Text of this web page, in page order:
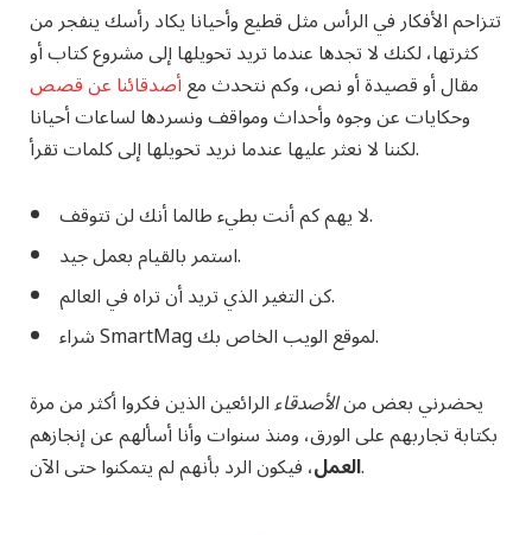
تتزاحم الأفكار في الرأس مثل قطيع وأحيانا يكاد رأسك ينفجر من
كثرتها، لكنك لا تجدها عندما تريد تحويلها إلى مشروع كتاب أو
مقال أو قصيدة أو نص، وكم نتحدث معأصدقائنا عن قصص
وحكايات عن وجوه وأحداث ومواقف ونسردها لساعات أحيانا
لكننا لا نعثر عليها عندما نريد تحويلها إلى كلمات تقرأ.
لا يهم كم أنت بطيء طالما أنك لن تتوقف.
استمر بالقيام بعمل جيد.
كن التغير الذي تريد أن تراه في العالم.
شراء SmartMag لموقع الويب الخاص بك.
يحضرني بعض منالأصدقاءالرائعين الذين فكروا أكثر من مرة
بكتابة تجاربهم على الورق، ومنذ سنوات وأنا أسألهم عن إنجازهم
العمل، فيكون الرد بأنهم لم يتمكنوا حتى الآن.